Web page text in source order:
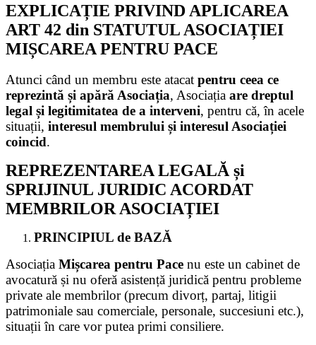
EXPLICAȚIE PRIVIND APLICAREA
ART 42 din STATUTUL ASOCIAȚIEI
MIȘCAREA PENTRU PACE
Atunci când un membru este atacat pentru ceea ce
reprezintă și apără Asociația, Asociația are dreptul
legal și legitimitatea de a interveni, pentru că, în acele
situații, interesul membrului și interesul Asociației
coincid.
REPREZENTAREA LEGALĂ și
SPRIJINUL JURIDIC ACORDAT
MEMBRILOR ASOCIAȚIEI
PRINCIPIUL de BAZĂ
Asociația Mișcarea pentru Pace nu este un cabinet de
avocatură și nu oferă asistență juridică pentru probleme
private ale membrilor (precum divorț, partaj, litigii
patrimoniale sau comerciale, personale, succesiuni etc.),
situații în care vor putea primi consiliere.